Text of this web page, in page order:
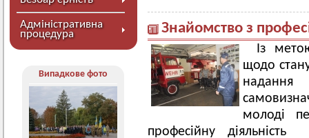
Адміністративна
процедура
Випадкове фото
Знайомство з
Із
щодо
молоді
професійну